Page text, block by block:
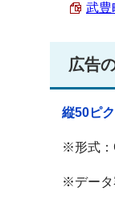
武豊
広告
縦50ピ
※形式：
※データ